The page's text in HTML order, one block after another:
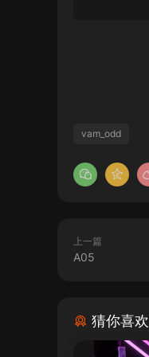
vam_odd
上一篇
A05
猜你喜欢